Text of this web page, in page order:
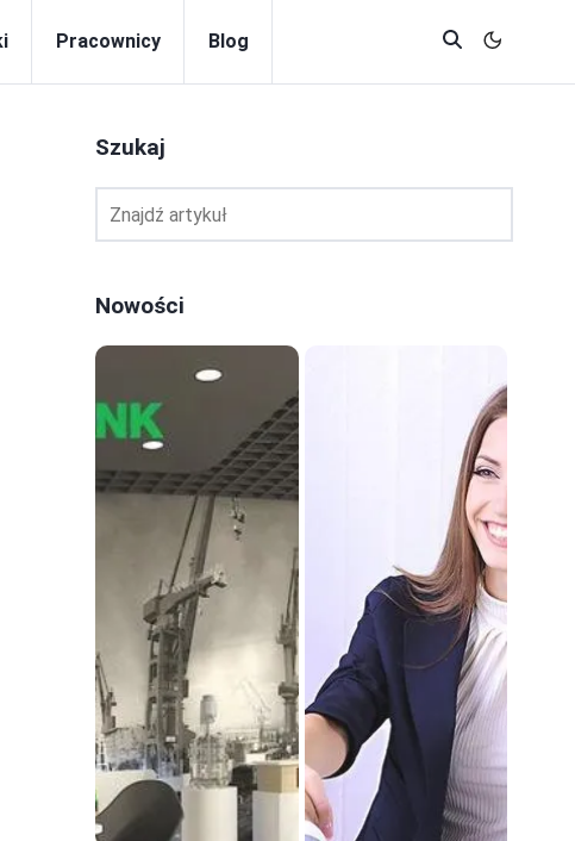
Pracownicy Blog
Szukaj
Nowości